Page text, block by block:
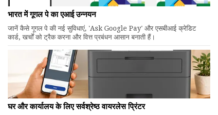
भारत में गूगल पे का एआई उन्नयन
जानें कैसे गूगल पे की नई सुविधाएं, 'Ask Google Pay' और एसबीआई क्रेडिट
कार्ड, खर्चों को ट्रैक करना और वित्त प्रबंधन आसान बनाती हैं।
घर और कार्यालय के लिए सर्वश्रेष्ठ वायरलेस प्रिंटर